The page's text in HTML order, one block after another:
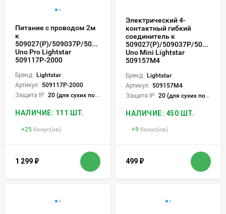
Питание с проводом 2м
к
509027(P)/509037P/509227(P)/509237P
Uno Pro Lightstar
509117P-2000
Бренд: Lightstar
Артикул: 509117P-2000
Защита IP: 20 (для сухих пом.)
НАЛИЧИЕ: 111 ШТ.
+25 бонус(ов)
1 299 ₽
Электрический 4-
контактный гибкий
соединитель к
509027(P)/509037P/
Uno Mini Lightstar
509157M4
Бренд: Lightstar
Артикул: 509157M4
Защита IP: 20 (для сухих пом.)
НАЛИЧИЕ: 450 ШТ.
+9 бонус(ов)
499 ₽